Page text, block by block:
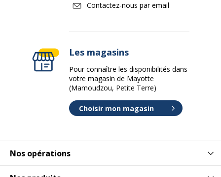
Nos opérations
Contactez-nous par email
Les magasins
Pour connaître les disponibilités dans
votre magasin de Mayotte
(Mamoudzou, Petite Terre)
Choisir mon magasin